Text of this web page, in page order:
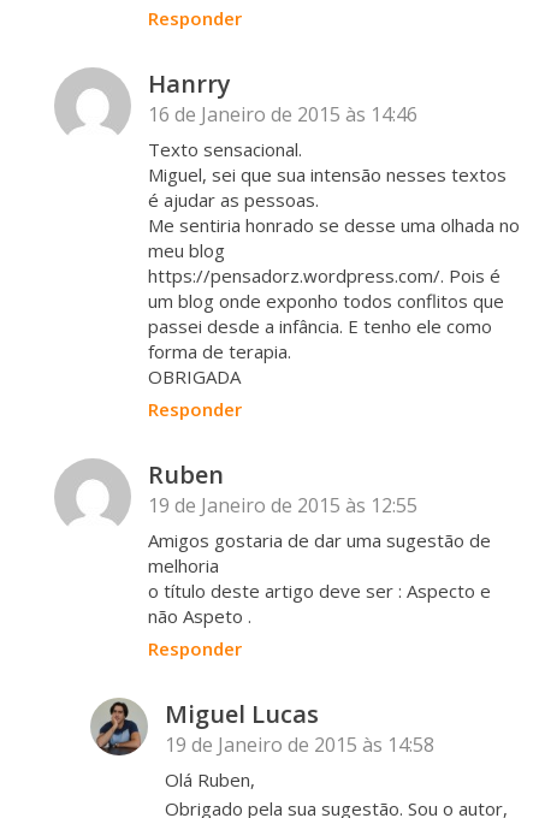
Responder
Hanrry
16 de Janeiro de 2015 às 14:46
Texto sensacional.
Miguel, sei que sua intensão nesses textos
é ajudar as pessoas.
Me sentiria honrado se desse uma olhada no
meu blog
https://pensadorz.wordpress.com/. Pois é
um blog onde exponho todos conflitos que
passei desde a infância. E tenho ele como
forma de terapia.
OBRIGADA
Responder
Ruben
19 de Janeiro de 2015 às 12:55
Amigos gostaria de dar uma sugestão de
melhoria
o título deste artigo deve ser : Aspecto e
não Aspeto .
Responder
Miguel Lucas
19 de Janeiro de 2015 às 14:58
Olá Ruben,
Obrigado pela sua sugestão. Sou o autor,